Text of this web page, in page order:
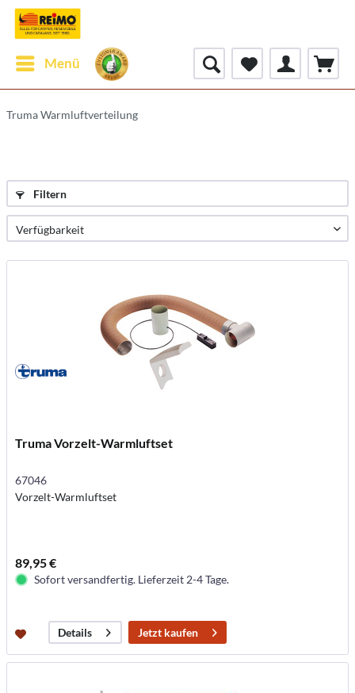
Menü
Truma Warmluftverteilung
Filtern
Truma Vorzelt-Warmluftset
67046
Vorzelt-Warmluftset
89,95 €
Sofort versandfertig. Lieferzeit 2-4 Tage.
Details Jetzt kaufen